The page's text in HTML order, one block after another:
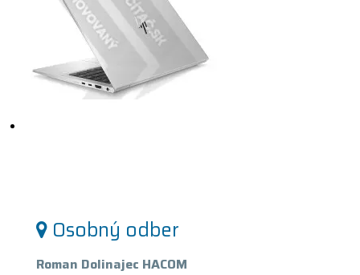
Osobný odber
Roman Dolinajec HACOM